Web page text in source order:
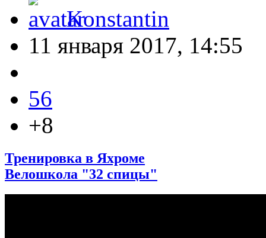
Konstantin
11 января 2017, 14:55
56
+8
Тренировка в Яхроме
Велошкола "32 спицы"